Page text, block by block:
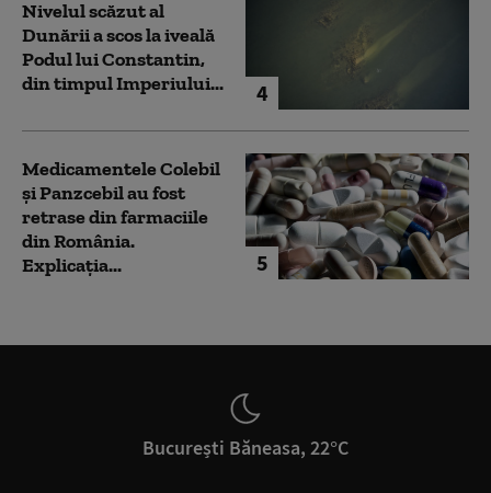
4
Nivelul scăzut al
Dunării a scos la iveală
Podul lui Constantin,
din timpul Imperiului...
5
Medicamentele Colebil
și Panzcebil au fost
retrase din farmaciile
din România.
Explicația...
București Băneasa, 22°C